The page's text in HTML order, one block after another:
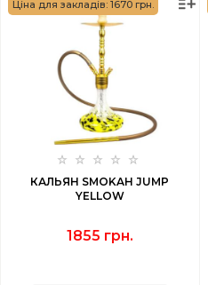
Ціна для закладів: 1670 грн.
КАЛЬЯН SMOKAH JUMP
YELLOW
1855 грн.